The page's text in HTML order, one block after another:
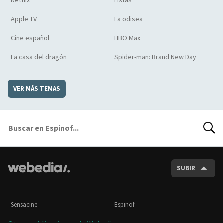
Apple TV La odisea
Cine español HBO Max
La casa del dragón Spider-man: Brand New Day
VER MÁS TEMAS
SUBIR
Sensacine Espinof